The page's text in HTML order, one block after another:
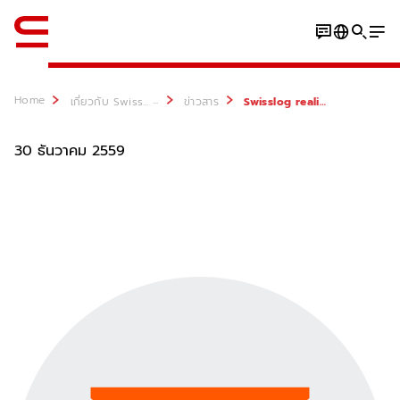
Home เกี่ยวกับ Swisslog ... ข่าวสาร Swisslog realizza per Surgital il primo sistema di picking automatico sotto zero in Italia
30 ธันวาคม 2559